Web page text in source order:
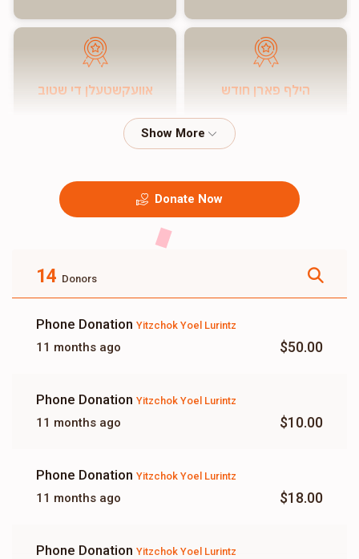
הילף פארן חודש אוועקשטעלן די שטוב
Donate Now
14 Donors
Phone Donation Yitzchok Yoel Lurintz
11 months ago $50.00
Phone Donation Yitzchok Yoel Lurintz
11 months ago $10.00
Phone Donation Yitzchok Yoel Lurintz
11 months ago $18.00
Phone Donation Yitzchok Yoel Lurintz